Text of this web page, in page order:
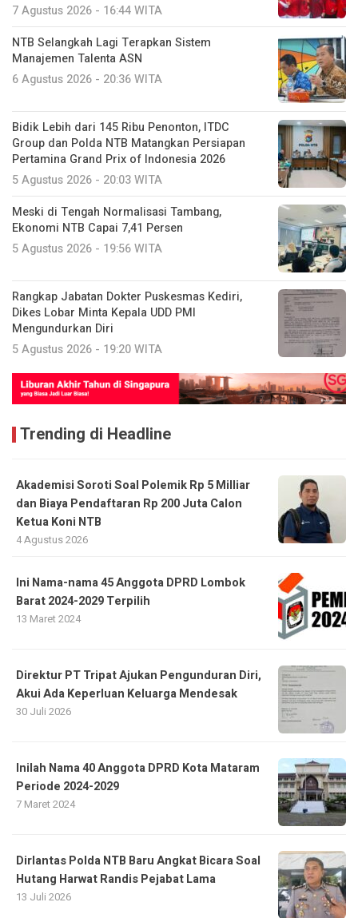
7 Agustus 2026 - 16:44 WITA
NTB Selangkah Lagi Terapkan Sistem
Manajemen Talenta ASN
6 Agustus 2026 - 20:36 WITA
Bidik Lebih dari 145 Ribu Penonton, ITDC
Group dan Polda NTB Matangkan Persiapan
Pertamina Grand Prix of Indonesia 2026
5 Agustus 2026 - 20:03 WITA
Meski di Tengah Normalisasi Tambang,
Ekonomi NTB Capai 7,41 Persen
5 Agustus 2026 - 19:56 WITA
Rangkap Jabatan Dokter Puskesmas Kediri,
Dikes Lobar Minta Kepala UDD PMI
Mengundurkan Diri
5 Agustus 2026 - 19:20 WITA
Trending di Headline
Akademisi Soroti Soal Polemik Rp 5 Milliar
dan Biaya Pendaftaran Rp 200 Juta Calon
Ketua Koni NTB
4 Agustus 2026
Ini Nama-nama 45 Anggota DPRD Lombok
Barat 2024-2029 Terpilih
13 Maret 2024
Direktur PT Tripat Ajukan Pengunduran Diri,
Akui Ada Keperluan Keluarga Mendesak
30 Juli 2026
Inilah Nama 40 Anggota DPRD Kota Mataram
Periode 2024-2029
7 Maret 2024
Dirlantas Polda NTB Baru Angkat Bicara Soal
Hutang Harwat Randis Pejabat Lama
13 Juli 2026